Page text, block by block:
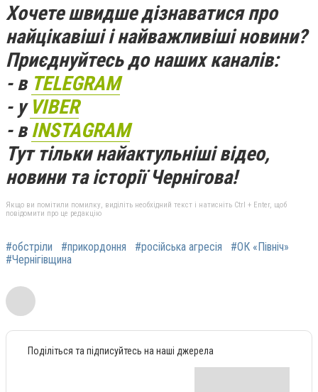
Хочете швидше дізнаватися про
найцікавіші і найважливіші новини?
Приєднуйтесь до наших каналів:
- в TELEGRAM
- у VIBER
- вINSTAGRAM
Тут тільки найактульніші відео,
новини та історії Чернігова!
Якщо ви помітили помилку, виділіть необхідний текст і натисніть Ctrl + Enter, щоб
повідомити про це редакцію
#обстріли #прикордоння #російська агресія
#ОК «Північ»
#Чернігівщина
Поділіться та підписуйтесь на наші джерела